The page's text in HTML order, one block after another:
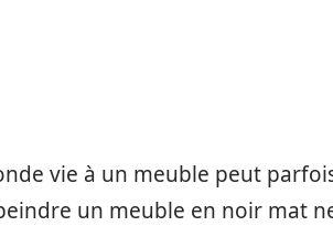
vie à un meuble peut
un meuble en noir mat